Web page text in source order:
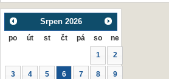
Srpen 2026
po út st čt pá so ne
1 2
3 4 5 6 7 8 9